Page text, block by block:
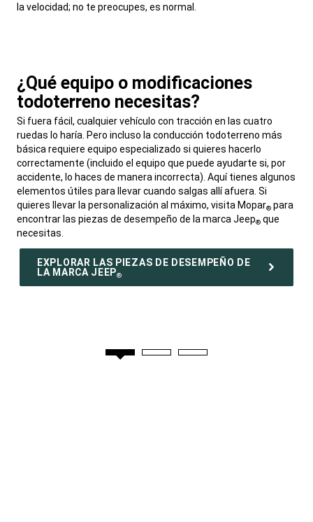
la velocidad; no te preocupes, es normal.
¿Qué equipo o modificaciones
todoterreno necesitas?
,Si fuera fácil, cualquier vehículo con tracción en las cuatro
ruedas lo haría. Pero incluso la conducción todoterreno más
básica requiere equipo especializado si quieres hacerlo
correctamente (incluido el equipo que puede ayudarte si, por
accidente, lo haces de manera incorrecta). Aquí tienes algunos
elementos útiles para llevar cuando salgas allí afuera. Si
quieres llevar la personalización al máximo, visita Mopar® para
encontrar las piezas de desempeño de la marca Jeep® que
necesitas.
EXPLORAR LAS PIEZAS DE DESEMPEÑO DE
LA MARCA JEEP®